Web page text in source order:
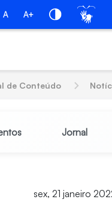
A A+
de Conteúdo
Jornal
sex, 21 janeiro